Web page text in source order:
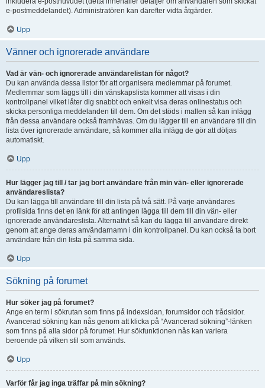
e-postmeddelandet). Administratören kan därefter vidta åtgärder.
Upp
Vänner och ignorerade användare
Vad är vän- och ignorerade användarelistan för något?
Du kan använda dessa listor för att organisera medlemmar på forumet.
Medlemmar som läggs till i din vänskapslista kommer att visas i din
kontrollpanel vilket låter dig snabbt och enkelt visa deras onlinestatus och
skicka personliga meddelanden till dem. Om det stöds i mallen så kan inlägg
från dessa användare också framhävas. Om du lägger till en användare till din
lista över ignorerade användare, så kommer alla inlägg de gör att döljas
automatiskt.
Upp
Hur lägger jag till / tar jag bort användare från min vän- eller ignorerade
användareslista?
Du kan lägga till användare till din lista på två sätt. På varje användares
profilsida finns det en länk för att antingen lägga till dem till din vän- eller
ignorerade användareslista. Alternativt så kan du lägga till användare direkt
genom att ange deras användarnamn i din kontrollpanel. Du kan också ta bort
användare från din lista på samma sida.
Upp
Sökning på forumet
Hur söker jag på forumet?
Ange en term i sökrutan som finns på indexsidan, forumsidor och trådsidor.
Avancerad sökning kan nås genom att klicka på “Avancerad sökning”-länken
som finns på alla sidor på forumet. Hur sökfunktionen nås kan variera
beroende på vilken stil som används.
Upp
Varför får jag inga träffar på min sökning?